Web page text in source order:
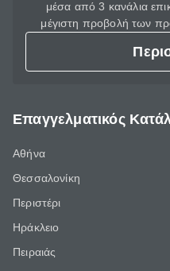
μέσα από 3 κανάλια
μέγιστη προβολή των
Επαγγελματικός
Αθήνα
Θεσσαλονίκη
Περιστέρι
Ηράκλειο
Πειραιάς